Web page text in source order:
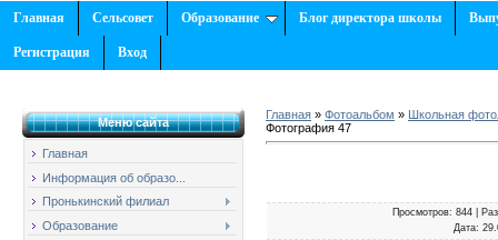
Главная Сельсовет Образование Блог директора школы
Регистрация Вход
Меню сайта
Главная
Информация об образо...
Пронькинский филиал
Образование
Главная » Фотоальбом » Школьная
Фотография 47
Просмотров: 844 |
Дата: